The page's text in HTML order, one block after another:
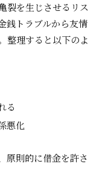
裂を生じさせるリス
銭トラブルから友情
整理すると以下のよ
る
悪化
原則的に借金を許さ